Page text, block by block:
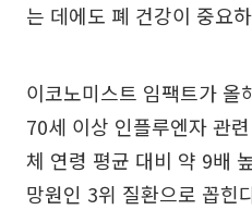
는 데에도 폐 건강이 중요
이코노미스트 임팩트가 올
70세 이상 인플루엔자 관
체 연령 평균 대비 약 9배
망원인 3위 질환으로 꼽힌